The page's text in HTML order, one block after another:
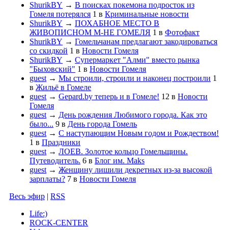
ShurikBY → В поисках покемона подросток из
Гомеля потерялся 1 в Криминальные новости
ShurikBY → ПОХАБНОЕ МЕСТО В
ЖИВОПИСНОМ М-НЕ ГОМЕЛЯ 1 в Фотофакт
ShurikBY → Гомельчанам предлагают закодироваться
со скидкой 1 в Новости Гомеля
ShurikBY → Супермаркет "Алми" вместо рынка
"Быховский" 1 в Новости Гомеля
guest → Мы строили, строили и наконец построили 1
в Жильё в Гомеле
guest → Gepard.by теперь и в Гомеле! 12 в Новости
Гомеля
guest → День рождения Любимого города. Как это
было... 9 в День города Гомель
guest → С наступающим Новым годом и Рождеством!
1 в Праздники
guest → ЛОЕВ. Золотое кольцо Гомельщины.
Путеводитель. 6 в Блог им. Maks
guest → Женщину лишили декретных из-за высокой
зарплаты? 7 в Новости Гомеля
Весь эфир | RSS
Life:)
ROCK-CENTER